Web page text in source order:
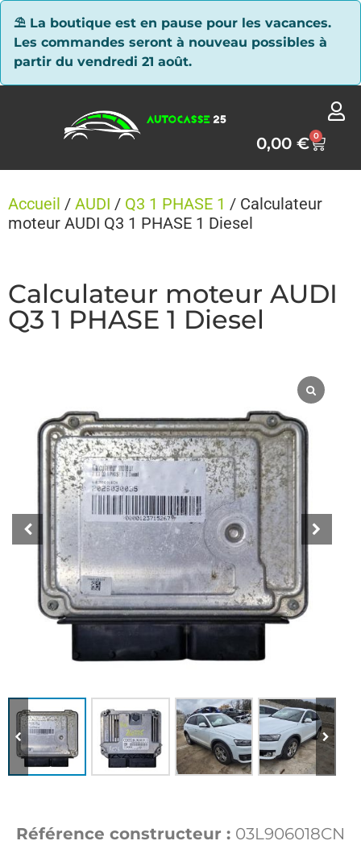
⛱ La boutique est en pause pour les vacances.
Les commandes seront à nouveau possibles à
partir du vendredi 21 août.
0,00€ 0
Accueil / AUDI / Q3 1 PHASE 1 / Calculateur
moteur AUDI Q3 1 PHASE 1 Diesel
Calculateur moteur AUDI
Q3 1 PHASE 1 Diesel
Référence constructeur : 03L906018CN
Panneau de gestion des cookies